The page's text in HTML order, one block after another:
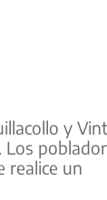
y
Los
realice un